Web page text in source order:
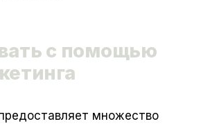
с помощью
множество